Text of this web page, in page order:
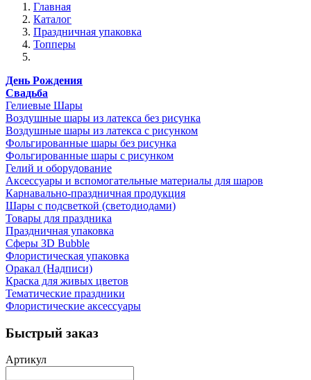
Главная
Каталог
Праздничная упаковка
Топперы
День Рождения
Свадьба
Гелиевые Шары
Воздушные шары из латекса без рисунка
Воздушные шары из латекса с рисунком
Фольгированные шары без рисунка
Фольгированные шары с рисунком
Гелий и оборудование
Аксессуары и вспомогательные материалы для шаров
Карнавально-праздничная продукция
Шары с подсветкой (светодиодами)
Товары для праздника
Праздничная упаковка
Сферы 3D Bubble
Флористическая упаковка
Оракал (Надписи)
Краска для живых цветов
Тематические праздники
Флористические аксессуары
Быстрый заказ
Артикул